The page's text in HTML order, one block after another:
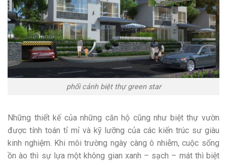
phối cảnh biệt thự green star
Những thiết kế của những căn hộ cũng như biệt thự vườn
được tính toán tỉ mỉ và kỹ lưỡng của các kiến trúc sư giàu
kinh nghiệm. Khi môi trường ngày càng ô nhiễm, cuộc sống
ồn ào thì sự lựa một không gian xanh – sạch – mát thì biệt